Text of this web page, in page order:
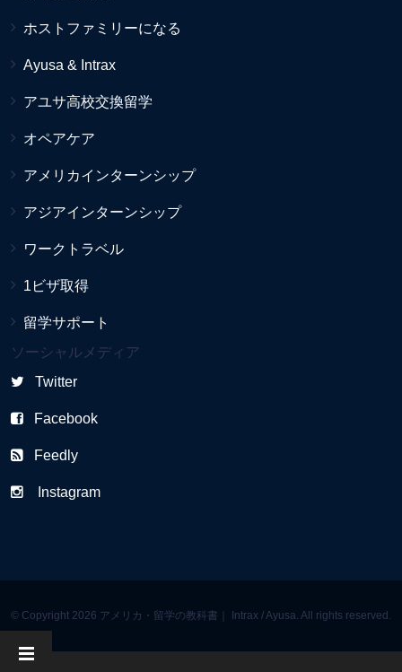
ホストファミリーになる
Ayusa & Intrax
アユサ高校交換留学
オペアケア
アメリカインターンシップ
アジアインターンシップ
ワークトラベル
1ビザ取得
留学サポート
ソーシャルメディア
Twitter
Facebook
Feedly
Instagram
© Copyright 2026 アメリカ・留学の教科書｜ Intrax / Ayusa. All rights reserved.